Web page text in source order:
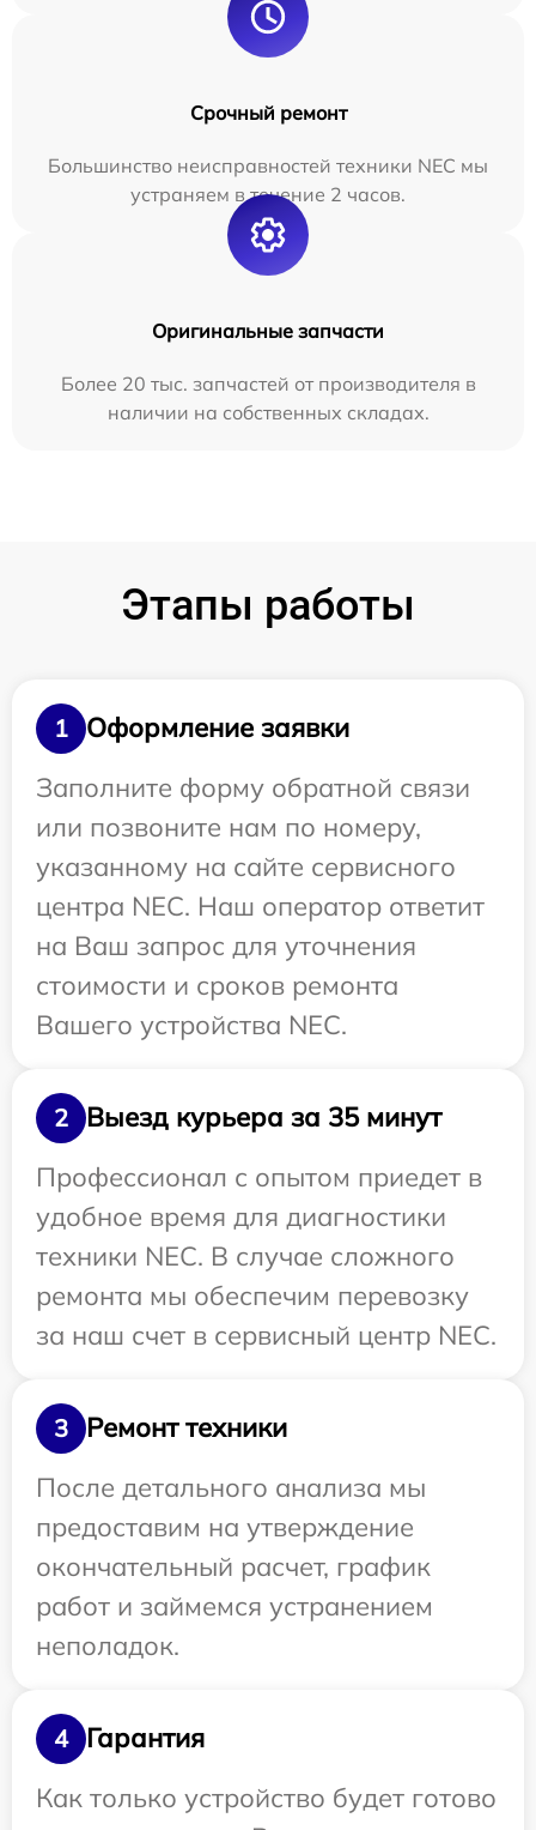
Срочный ремонт
Большинство неисправностей техники NEC мы
устраняем в течение 2 часов.
Оригинальные запчасти
Более 20 тыс. запчастей от производителя в
наличии на собственных складах.
Этапы работы
1
Оформление заявки
Заполните форму обратной связи
или позвоните нам по номеру,
указанному на сайте сервисного
центра NEC. Наш оператор ответит
на Ваш запрос для уточнения
стоимости и сроков ремонта
Вашего устройства NEC.
2
Выезд курьера за 35 минут
Профессионал с опытом приедет в
удобное время для диагностики
техники NEC. В случае сложного
ремонта мы обеспечим перевозку
за наш счет в сервисный центр NEC.
3
Ремонт техники
После детального анализа мы
предоставим на утверждение
окончательный расчет, график
работ и займемся устранением
неполадок.
4
Гарантия
Как только устройство будет готово